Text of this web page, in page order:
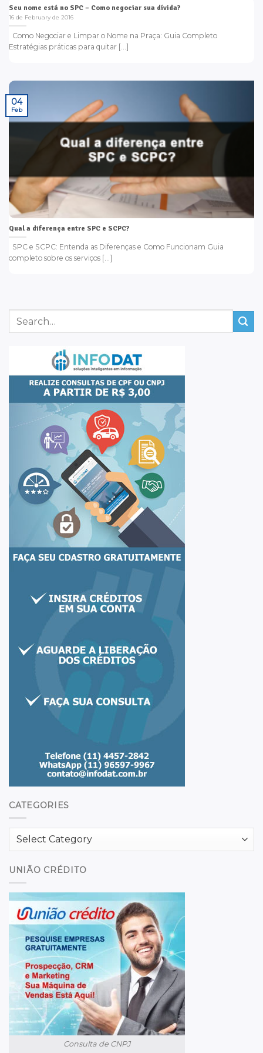
CATEGORIES
UNIÃO CRÉDITO
Consulta de CNPJ
Seu nome está no SPC – Como negociar sua dívida?
16 de February de 2016
Como Negociar e Limpar o Nome na Praça: Guia Completo
Estratégias práticas para quitar [...]
Qual a diferença entre SPC e SCPC?
SPC e SCPC: Entenda as Diferenças e Como Funcionam Guia
completo sobre os serviços [...]
04
Feb